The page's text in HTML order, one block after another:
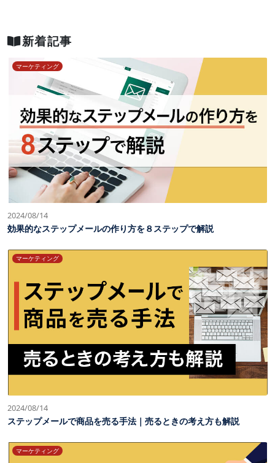
新着記事
マーケティング
2024/08/14
効果的なステップメールの作り方を８ステップで解説
マーケティング
2024/08/14
ステップメールで商品を売る手法｜売るときの考え方も解説
マーケティング